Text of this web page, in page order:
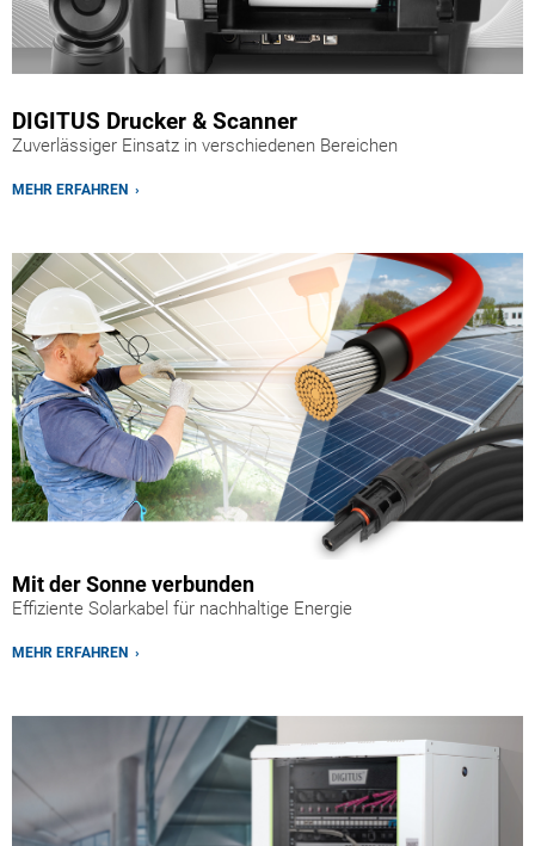
DIGITUS Drucker & Scanner
Zuverlässiger Einsatz in verschiedenen Bereichen
MEHR ERFAHREN ›
Mit der Sonne verbunden
Effiziente Solarkabel für nachhaltige Energie
MEHR ERFAHREN ›